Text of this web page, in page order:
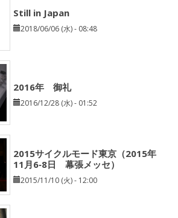
Still in Japan
2018/06/06 (水) - 08:48
2016年 御礼
2016/12/28 (水) - 01:52
2015サイクルモード東京（2015年
11月6‐8日 幕張メッセ）
2015/11/10 (火) - 12:00